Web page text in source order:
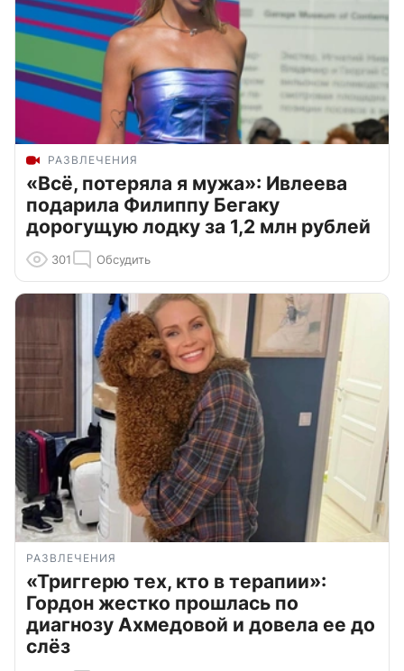
РАЗВЛЕЧЕНИЯ
«Всё, потеряла я мужа»: Ивлеева
подарила Филиппу Бегаку
дорогущую лодку за 1,2 млн рублей
301 Обсудить
РАЗВЛЕЧЕНИЯ
«Триггерю тех, кто в терапии»:
Гордон жестко прошлась по
диагнозу Ахмедовой и довела ее до
слёз